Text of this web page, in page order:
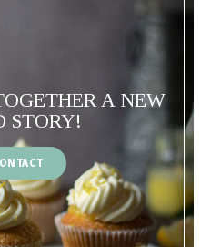
A NEW
STORY!